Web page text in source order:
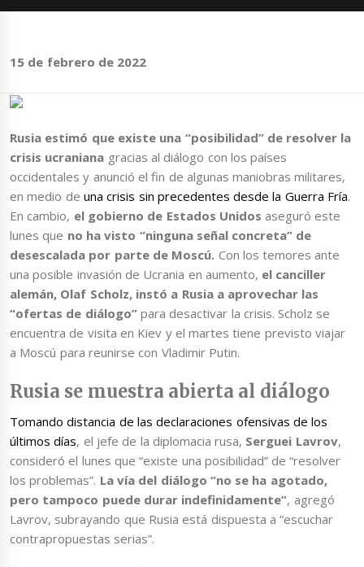
15 de febrero de 2022
Rusia estimó que existe una “posibilidad” de resolver la
crisis ucraniana gracias al diálogo con los países
occidentales y anunció el fin de algunas maniobras militares,
en medio de una crisis sin precedentes desde la Guerra Fría.
En cambio, el gobierno de Estados Unidos aseguró este
lunes que no ha visto “ninguna señal concreta” de
desescalada por parte de Moscú. Con los temores ante
una posible invasión de Ucrania en aumento, el canciller
alemán, Olaf Scholz, instó a Rusia a aprovechar las
“ofertas de diálogo” para desactivar la crisis. Scholz se
encuentra de visita en Kiev y el martes tiene previsto viajar
a Moscú para reunirse con Vladimir Putin.
Rusia se muestra abierta al diálogo
Tomando distancia de las declaraciones ofensivas de los
últimos días, el jefe de la diplomacia rusa, Serguei Lavrov,
consideró el lunes que “existe una posibilidad” de “resolver
los problemas”. La vía del diálogo “no se ha agotado,
pero tampoco puede durar indefinidamente”, agregó
Lavrov, subrayando que Rusia está dispuesta a “escuchar
contrapropuestas serias”.